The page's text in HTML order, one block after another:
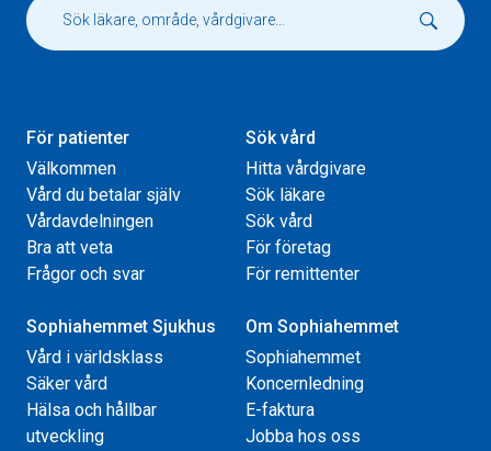
För patienter
Välkommen
Vård du betalar själv
Vårdavdelningen
Bra att veta
Frågor och svar
Sök vård
Hitta vårdgivare
Sök läkare
Sök vård
För företag
För remittenter
Sophiahemmet Sjukhus
Vård i världsklass
Säker vård
Hälsa och hållbar
utveckling
Om Sophiahemmet
Sophiahemmet
Koncernledning
E-faktura
Jobba hos oss